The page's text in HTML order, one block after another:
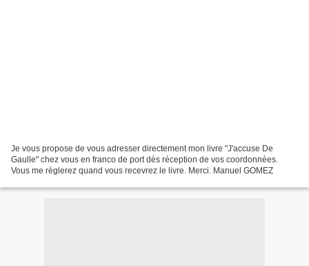
Je vous propose de vous adresser directement mon livre "J'accuse De
Gaulle" chez vous en franco de port dès réception de vos coordonnées.
Vous me règlerez quand vous recevrez le livre. Merci. Manuel GOMEZ